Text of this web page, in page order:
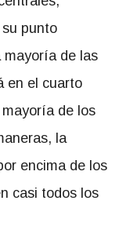
punto
mayoría de las
en el cuarto
de los
la
encima de los
casi todos los